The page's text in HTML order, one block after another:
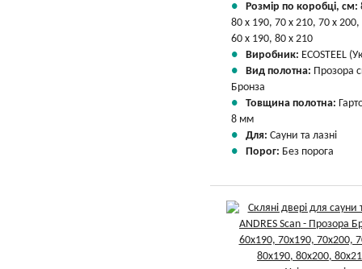
Розмір по коробці, см:
80 х 190, 70 х 210, 70 х
60 х 190, 80 х 210
Виробник: ECOSTEEL
Вид полотна: Прозора
Бронза
Товщина полотна:
8 мм
Для: Сауни та лазні
Порог: Без порога